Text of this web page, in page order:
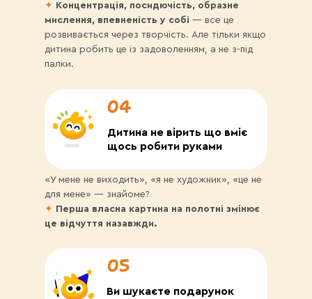
Ви шукаєте подарунок
«У мене не виходить», «я не художник», «це не
для мене» — знайоме?
✦ Перша власна картина на полотні змінює
це відчуття назавжди.
Дитина не вірить що вміє
щось робити руками
✦ Концентрація, посидючість, образне
мислення, впевненість у собі — все це
розвивається через творчість. Але тільки якщо
дитина робить це із задоволенням, а не з-під
палки.